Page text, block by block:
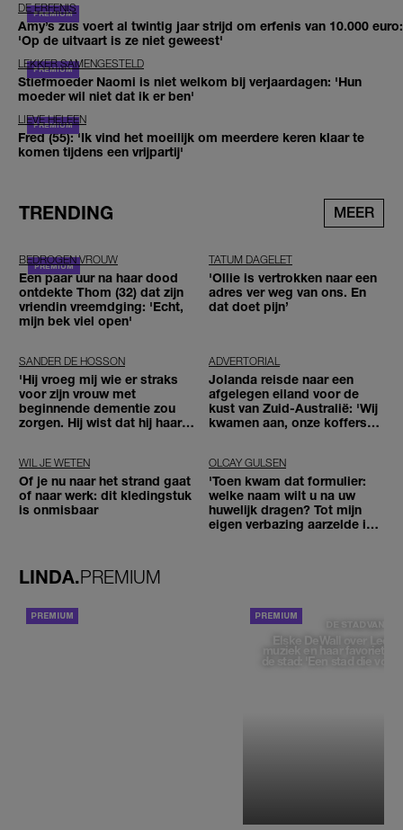
DE ERFENIS
Amy’s zus voert al twintig jaar strijd om erfenis van 10.000 euro:
'Op de uitvaart is ze niet geweest'
LEKKER SAMENGESTELD
Stiefmoeder Naomi is niet welkom bij verjaardagen: 'Hun
moeder wil niet dat ik er ben'
LIEVE HELEEN
Fred (55): 'Ik vind het moeilijk om meerdere keren klaar te
komen tijdens een vrijpartij'
TRENDING MEER
BEDROGEN VROUW
Een paar uur na haar dood
ontdekte Thom (32) dat zijn
vriendin vreemdging: 'Echt,
mijn bek viel open'
TATUM DAGELET
'Ollie is vertrokken naar een
adres ver weg van ons. En
dat doet pijn’
SANDER DE HOSSON
'Hij vroeg mij wie er straks
voor zijn vrouw met
beginnende dementie zou
zorgen. Hij wist dat hij haar
ADVERTORIAL
Jolanda reisde naar een
afgelegen eiland voor de
kust van Zuid-Australië: 'Wij
kwamen aan, onze koffers
WIL JE WETEN
Of je nu naar het strand gaat
of naar werk: dit kledingstuk
is onmisbaar
OLCAY GULSEN
'Toen kwam dat formulier:
welke naam wilt u na uw
huwelijk dragen? Tot mijn
eigen verbazing aarzelde ik
LINDA.PREMIUM
DE STAD VAN
Elske DeWall over
muziek en haar favoriete
de stad: 'Een stad die